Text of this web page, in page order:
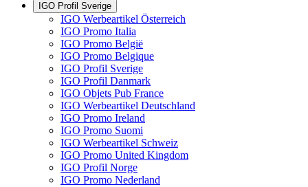
IGO Profil Sverige
IGO Werbeartikel Österreich
IGO Promo Italia
IGO Promo België
IGO Promo Belgique
IGO Profil Sverige
IGO Profil Danmark
IGO Objets Pub France
IGO Werbeartikel Deutschland
IGO Promo Ireland
IGO Promo Suomi
IGO Werbeartikel Schweiz
IGO Promo United Kingdom
IGO Profil Norge
IGO Promo Nederland